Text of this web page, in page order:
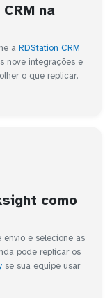
na
a RDStation CRM
nove integrações e
o que replicar.
como
e selecione as
pode replicar os
se sua equipe usar